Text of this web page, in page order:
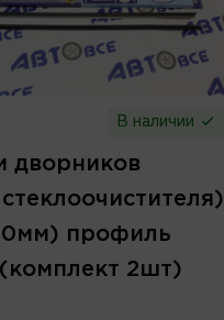
В наличии
дворников
профиль
(комплект 2шт)